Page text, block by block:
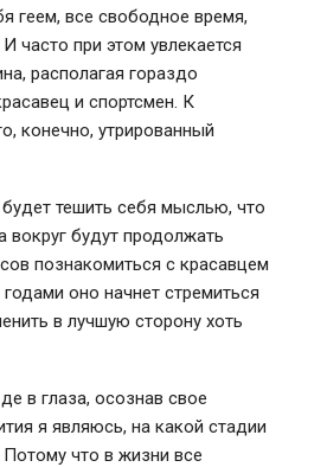
геем, все свободное время,
часто при этом увлекается
располагая гораздо
и спортсмен. К
конечно, утрированный
тешить себя мыслью, что
вокруг будут продолжать
познакомиться с красавцем
оно начнет стремиться
в лучшую сторону хоть
в глаза, осознав свое
я являюсь, на какой стадии
что в жизни все